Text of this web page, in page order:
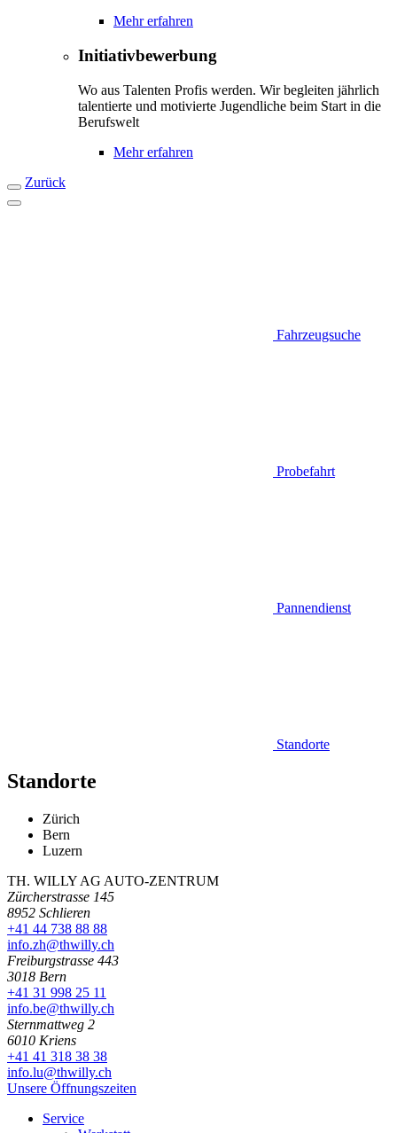
Mehr erfahren
Initiativbewerbung
Wo aus Talenten Profis werden. Wir begleiten jährlich
talentierte und motivierte Jugendliche beim Start in die
Berufswelt
Mehr erfahren
Zurück
Fahrzeugsuche
Probefahrt
Pannendienst
Standorte
Standorte
Zürich
Bern
Luzern
TH. WILLY AG AUTO-ZENTRUM
Zürcherstrasse 145
8952 Schlieren
+41 44 738 88 88
info.zh@thwilly.ch
Freiburgstrasse 443
3018 Bern
+41 31 998 25 11
info.be@thwilly.ch
Sternmattweg 2
6010 Kriens
+41 41 318 38 38
info.lu@thwilly.ch
Unsere Öffnungszeiten
Service